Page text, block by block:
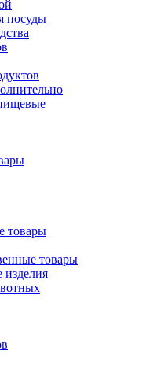
посуды
товары
товары
изделия